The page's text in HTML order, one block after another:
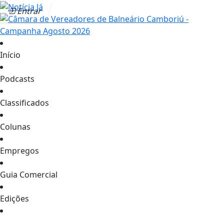
Entrar
Início
Podcasts
Classificados
Colunas
Empregos
Guia Comercial
Edições